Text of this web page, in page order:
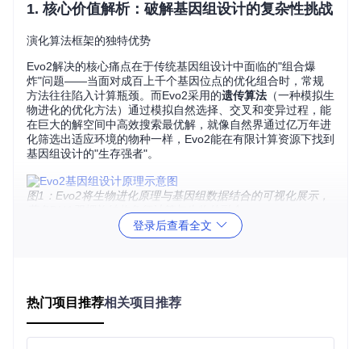
1. 核心价值解析：破解基因组设计的复杂性挑战
演化算法框架的独特优势
Evo2解决的核心痛点在于传统基因组设计中面临的"组合爆
炸"问题——当面对成百上千个基因位点的优化组合时，常规
方法往往陷入计算瓶颈。而Evo2采用的遗传算法 （一种模拟生
物进化的优化方法）通过模拟自然选择、交叉和变异过程，能
在巨大的解空间中高效搜索最优解，就像自然界通过亿万年进
化筛选出适应环境的物种一样，Evo2能在有限计算资源下找到
基因组设计的"生存强者"。
图1：Evo2将生物进化原理与基因组数据结合的可视化展示，
蓝色DNA双螺旋结构象征计算与生物的融合
模块化架构：提供灵活的插件系统，支持自定义适应度函数
登录后查看全文
热门项目推荐相关项目推荐